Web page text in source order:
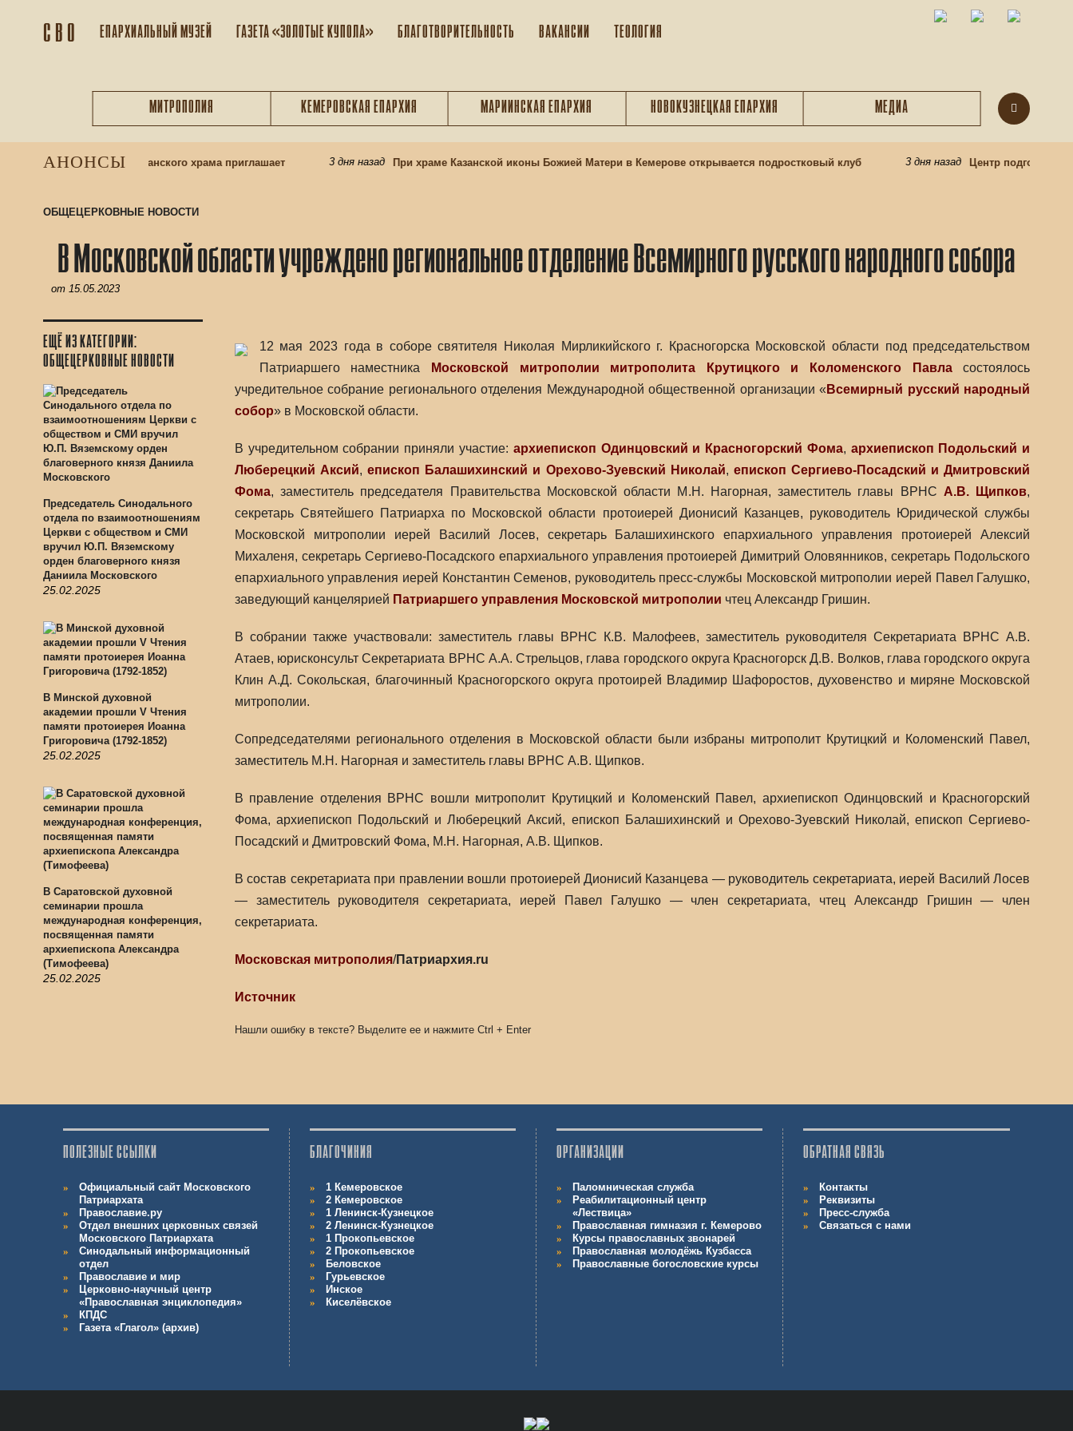
С В О ЕПАРХИАЛЬНЫЙ МУЗEЙ ГАЗЕТА «ЗОЛОТЫЕ КУПОЛА» БЛАГОТВОРИТЕЛЬНОСТЬ ВАКАНСИИ ТЕОЛОГИЯ
МИТРОПОЛИЯ КЕМЕРОВСКАЯ ЕПАРХИЯ МАРИИНСКАЯ ЕПАРХИЯ НОВОКУЗНЕЦКАЯ ЕПАРХИЯ МЕДИА
АНОНСЫ
школу: приход Казанского храма приглашает 3 дня назад При храме Казанской иконы Божией Матери в Кемерове открывается подростковый клуб 3 дня назад Центр подготовки
ОБЩЕЦЕРКОВНЫЕ НОВОСТИ
В Московской области учреждено региональное отделение Всемирного русского народного собора
от 15.05.2023
ЕЩЁ ИЗ КАТЕГОРИИ:
ОБЩЕЦЕРКОВНЫЕ НОВОСТИ
Председатель Синодального
отдела по взаимоотношениям
Церкви с обществом и СМИ
вручил Ю.П. Вяземскому
орден благоверного князя
Даниила Московского
25.02.2025
В Минской духовной
академии прошли V Чтения
памяти протоиерея Иоанна
Григоровича (1792-1852)
25.02.2025
В Саратовской духовной
семинарии прошла
международная конференция,
посвященная памяти
архиепископа Александра
(Тимофеева)
25.02.2025
12 мая 2023 года в соборе святителя Николая Мирликийского г. Красногорска Московской области под председательством
Патриаршего наместника
Московской митрополии митрополита Крутицкого и Коломенского Павласостоялось
учредительное собрание регионального отделения Международной общественной организации « Всемирный русский народный
собор» в Московской области.
В учредительном собрании приняли участие: архиепископ Одинцовский и Красногорский Фома, архиепископ Подольский и
Люберецкий Аксий,епископ Балашихинский и Орехово-Зуевский Николай, епископ Сергиево-Посадский и Дмитровский
Фома, заместитель председателя Правительства Московской области М.Н. Нагорная, заместитель главы ВРНС А.В. Щипков,
секретарь Святейшего Патриарха по Московской области протоиерей Дионисий Казанцев, руководитель Юридической службы
Московской митрополии иерей Василий Лосев, секретарь Балашихинского епархиального управления протоиерей Алексий
Михаленя, секретарь Сергиево-Посадского епархиального управления протоиерей Димитрий Оловянников, секретарь Подольского
епархиального управления иерей Константин Семенов, руководитель пресс-службы Московской митрополии иерей Павел Галушко,
заведующий канцелярией Патриаршего управления Московской митрополии чтец Александр Гришин.
В собрании также участвовали: заместитель главы ВРНС К.В. Малофеев, заместитель руководителя Секретариата ВРНС А.В.
Атаев, юрисконсульт Секретариата ВРНС А.А. Стрельцов, глава городского округа Красногорск Д.В. Волков, глава городского округа
Клин А.Д. Сокольская, благочинный Красногорского округа протоирей Владимир Шафоростов, духовенство и миряне Московской
митрополии.
Сопредседателями регионального отделения в Московской области были избраны митрополит Крутицкий и Коломенский Павел,
заместитель М.Н. Нагорная и заместитель главы ВРНС А.В. Щипков.
В правление отделения ВРНС вошли митрополит Крутицкий и Коломенский Павел, архиепископ Одинцовский и Красногорский
Фома, архиепископ Подольский и Люберецкий Аксий, епископ Балашихинский и Орехово-Зуевский Николай, епископ Сергиево-
Посадский и Дмитровский Фома, М.Н. Нагорная, А.В. Щипков.
В состав секретариата при правлении вошли протоиерей Дионисий Казанцева — руководитель секретариата, иерей Василий Лосев
— заместитель руководителя секретариата, иерей Павел Галушко — член секретариата, чтец Александр Гришин — член
секретариата.
Московская митрополия/Патриархия.ru
Источник
Нашли ошибку в тексте? Выделите ее и нажмите Ctrl + Enter
ПОЛЕЗНЫЕ ССЫЛКИ
Официальный сайт Московского
Патриархата
Православие.ру
Отдел внешних церковных связей
Московского Патриархата
Синодальный информационный
отдел
Православие и мир
Церковно-научный центр
«Православная энциклопедия»
КПДС
Газета «Глагол» (архив)
БЛАГОЧИНИЯ
1 Кемеровское
2 Кемеровское
1 Ленинск-Кузнецкое
2 Ленинск-Кузнецкое
1 Прокопьевское
2 Прокопьевское
Беловское
Гурьевское
Инское
Киселёвское
ОРГАНИЗАЦИИ
Паломническая служба
Реабилитационный центр
«Лествица»
Православная гимназия г. Кемерово
Курсы православных звонарей
Православная молодёжь Кузбасса
Православные богословские курсы
ОБРАТНАЯ СВЯЗЬ
Контакты
Реквизиты
Пресс-служба
Связаться с нами